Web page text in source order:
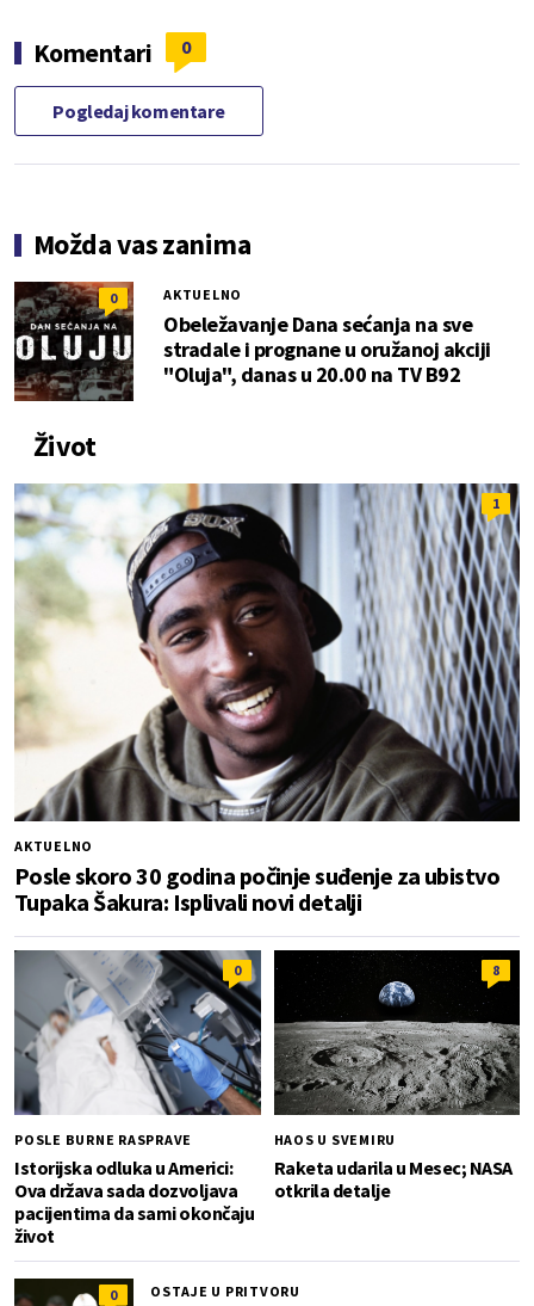
Komentari 0
Pogledaj komentare
Možda vas zanima
0 AKTUELNO
Obeležavanje Dana sećanja na sve
stradale i prognane u oružanoj akciji
"Oluja", danas u 20.00 na TV B92
Život
1
AKTUELNO
Posle skoro 30 godina počinje suđenje za ubistvo
Tupaka Šakura: Isplivali novi detalji
0
POSLE BURNE RASPRAVE
Istorijska odluka u Americi:
Ova država sada dozvoljava
pacijentima da sami okončaju
život
8
HAOS U SVEMIRU
Raketa udarila u Mesec; NASA
otkrila detalje
0 OSTAJE U PRITVORU